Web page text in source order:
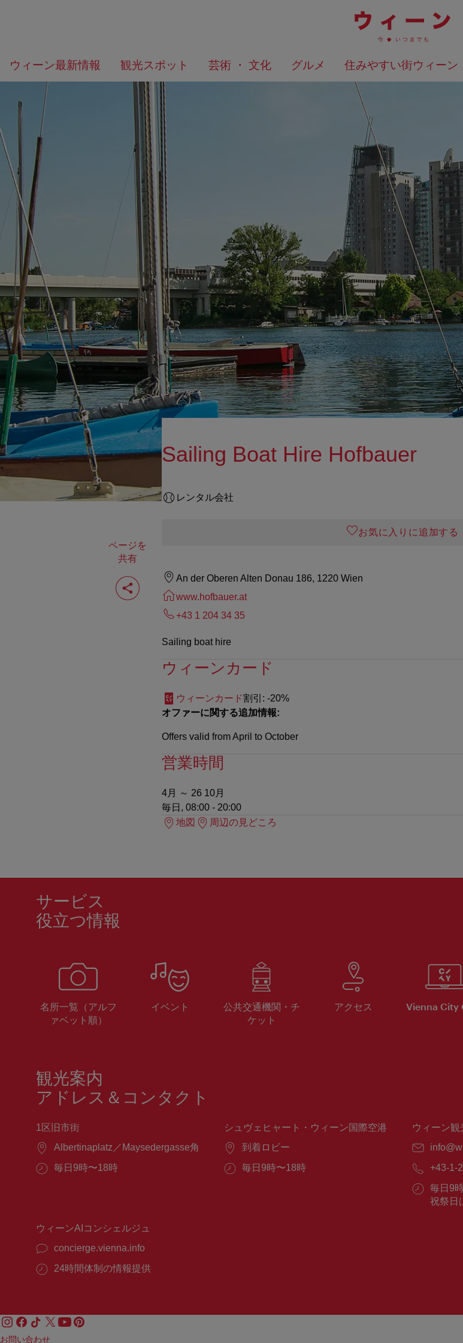
ニ
の
プ
へ
ウィーン最新情報 観光スポット 芸術 ・ 文化 グルメ 住みやすい街ウィーン
何
を
お
探
し
で
す
か？
ページを
共有
ペ
ー
ジ
Sailing Boat Hire Hofbauer
レンタル会社
お気に入りに追加する
An der Oberen Alten Donau 186, 1220 Wien
www.hofbauer.at
+43 1 204 34 35
Sailing boat hire
ウィーンカード
ウィーンカード割引 : -20%
オファーに関する追加情報:
Offers valid from April to October
営業時間
4月 ～ 26 10月
毎日, 08:00 - 20:00
地図
周辺の見どころ
サービス
役立つ情報
名所一覧（アルフ
ァベット順）
イベント
公共交通機関・チ
ケット
アクセス Vienna City
観光案内
アドレス＆コンタクト
1区旧市街
場
Albertinaplatz／Maysedergasse角
営
毎日9時〜18時
シュヴェヒャート・ウィーン国際空港
場
到着ロビー
営
毎日9時〜18時
ウィーン
E
ー
ル：
電
番
号：
+43-1-
営
業
毎日9
祝祭日
ウィーンAIコンシェルジュ
concierge.vienna.info
24時間体制の情報提供
お問い合わせ